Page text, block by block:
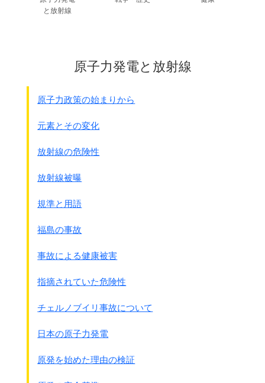
右期日到来せば両社の間に
かくの如きは・・・・
我々に不利なることは両社とも理解はしているらしいが、
三井物産は別の独自ル－トで陸軍に阿片を納入しました。
1939年3月14日には
両社協力して買い付けをするという申し合わせが出来まし
三菱商事は1938年12月13日、
那の方は三井物産が輸入する事とした。
三井物産の輸入実績表があります。
時期
箱数 ポンド
1939年1月初
1939年10月
1,000
と放射線
原子力発電と放射線
原子力政策の始まりから
元素とその変化
放射線の危険性
放射線被曝
規準と用語
福島の事故
事故による健康被害
指摘されていた危険性
チェルノブイリ事故について
日本の原子力発電
原発を始めた理由の検証